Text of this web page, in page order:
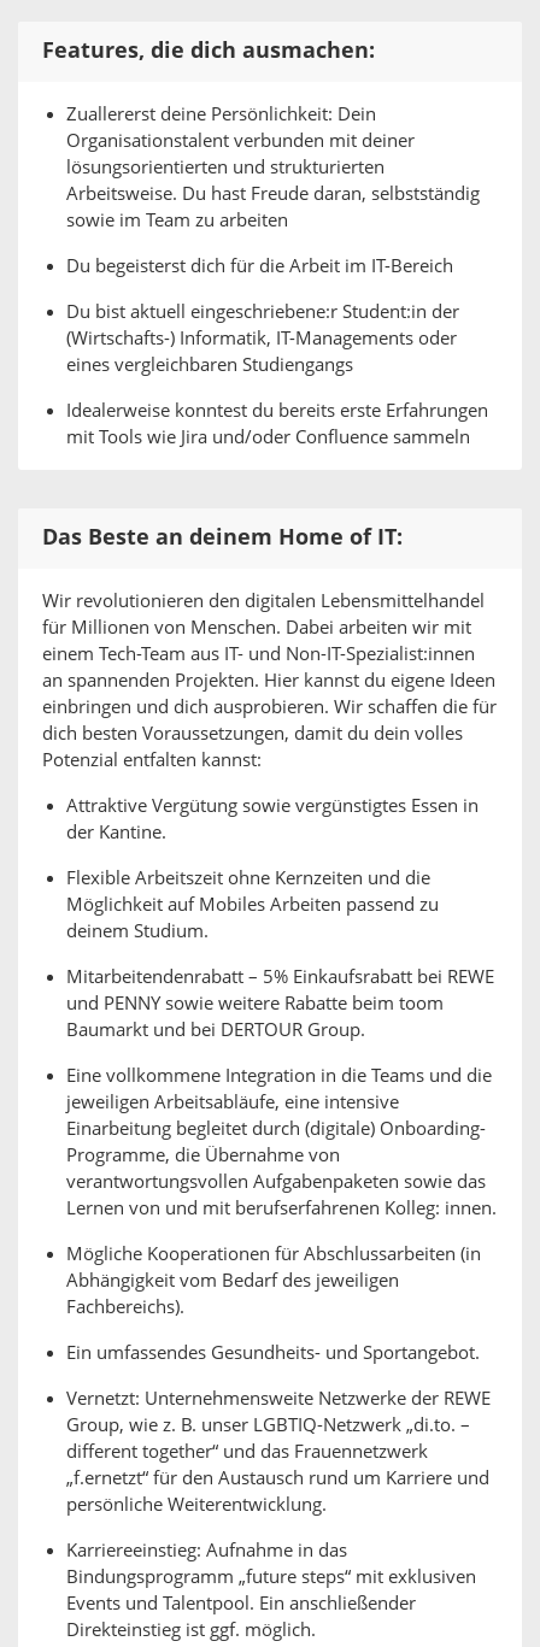
Features, die dich ausmachen:
Zuallererst deine Persönlichkeit: Dein
Organisationstalent verbunden mit deiner
lösungsorientierten und strukturierten
Arbeitsweise. Du hast Freude daran, selbstständig
sowie im Team zu arbeiten
Du begeisterst dich für die Arbeit im IT-Bereich
Du bist aktuell eingeschriebene:r Student:in der
(Wirtschafts-) Informatik, IT-Managements oder
eines vergleichbaren Studiengangs
Idealerweise konntest du bereits erste Erfahrungen
mit Tools wie Jira und/oder Confluence sammeln
Das Beste an deinem Home of IT:
Wir revolutionieren den digitalen Lebensmittelhandel
für Millionen von Menschen. Dabei arbeiten wir mit
einem Tech-Team aus IT- und Non-IT-Spezialist:innen
an spannenden Projekten. Hier kannst du eigene Ideen
einbringen und dich ausprobieren. Wir schaffen die für
dich besten Voraussetzungen, damit du dein volles
Potenzial entfalten kannst:
Attraktive Vergütung sowie vergünstigtes Essen in
der Kantine.
Flexible Arbeitszeit ohne Kernzeiten und die
Möglichkeit auf Mobiles Arbeiten passend zu
deinem Studium.
Mitarbeitendenrabatt – 5% Einkaufsrabatt bei REWE
und PENNY sowie weitere Rabatte beim toom
Baumarkt und bei DERTOUR Group.
Eine vollkommene Integration in die Teams und die
jeweiligen Arbeitsabläufe, eine intensive
Einarbeitung begleitet durch (digitale) Onboarding-
Programme, die Übernahme von
verantwortungsvollen Aufgabenpaketen sowie das
Lernen von und mit berufserfahrenen Kolleg: innen.
Mögliche Kooperationen für Abschlussarbeiten (in
Abhängigkeit vom Bedarf des jeweiligen
Fachbereichs).
Ein umfassendes Gesundheits- und Sportangebot.
Vernetzt: Unternehmensweite Netzwerke der REWE
Group, wie z. B. unser LGBTIQ-Netzwerk „di.to. –
different together“ und das Frauennetzwerk
„f.ernetzt“ für den Austausch rund um Karriere und
persönliche Weiterentwicklung.
Karriereeinstieg: Aufnahme in das
Bindungsprogramm „future steps“ mit exklusiven
Events und Talentpool. Ein anschließender
Direkteinstieg ist ggf. möglich.